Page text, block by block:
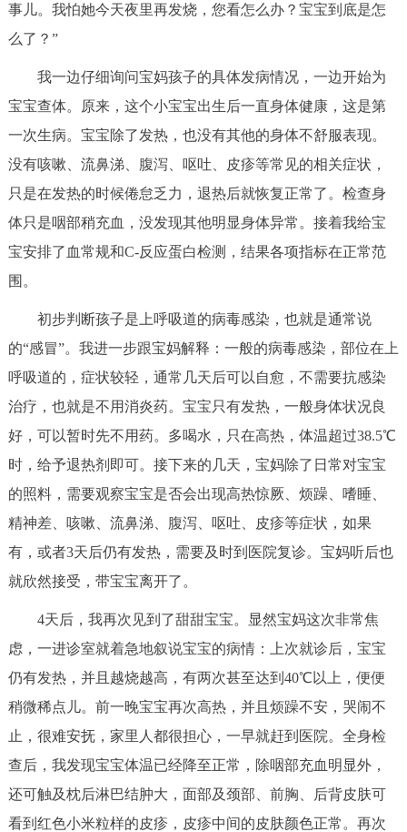
决策公开 专题公开
个人服务 法人服务 部门服务
便民服务 利企服务 投资项目
政民互动
参与调查 在线访谈 图说互动
走进北京
绿色北京 图说北京 视频北京
多语种
DEUTSCH FRANÇAIS РУССКИЙ ЯЗЫК
ESPAÑOL العربية PORTUGUÊS
ITALIANO
回到顶部
事儿。我怕她今天夜里再发烧，您看怎么办？宝宝到底是怎
么了？”
我一边仔细询问宝妈孩子的具体发病情况，一边开始为
宝宝查体。原来，这个小宝宝出生后一直身体健康，这是第
一次生病。宝宝除了发热，也没有其他的身体不舒服表现。
没有咳嗽、流鼻涕、腹泻、呕吐、皮疹等常见的相关症状，
只是在发热的时候倦怠乏力，退热后就恢复正常了。检查身
体只是咽部稍充血，没发现其他明显身体异常。接着我给宝
宝安排了血常规和C-反应蛋白检测，结果各项指标在正常范
围。
初步判断孩子是上呼吸道的病毒感染，也就是通常说
的“感冒”。我进一步跟宝妈解释：一般的病毒感染，部位在上
呼吸道的，症状较轻，通常几天后可以自愈，不需要抗感染
治疗，也就是不用消炎药。宝宝只有发热，一般身体状况良
好，可以暂时先不用药。多喝水，只在高热，体温超过38.5℃
时，给予退热剂即可。接下来的几天，宝妈除了日常对宝宝
的照料，需要观察宝宝是否会出现高热惊厥、烦躁、嗜睡、
精神差、咳嗽、流鼻涕、腹泻、呕吐、皮疹等症状，如果
有，或者3天后仍有发热，需要及时到医院复诊。宝妈听后也
就欣然接受，带宝宝离开了。
4天后，我再次见到了甜甜宝宝。显然宝妈这次非常焦
虑，一进诊室就着急地叙说宝宝的病情：上次就诊后，宝宝
仍有发热，并且越烧越高，有两次甚至达到40℃以上，便便
稍微稀点儿。前一晚宝宝再次高热，并且烦躁不安，哭闹不
止，很难安抚，家里人都很担心，一早就赶到医院。全身检
查后，我发现宝宝体温已经降至正常，除咽部充血明显外，
还可触及枕后淋巴结肿大，面部及颈部、前胸、后背皮肤可
看到红色小米粒样的皮疹，皮疹中间的皮肤颜色正常。再次